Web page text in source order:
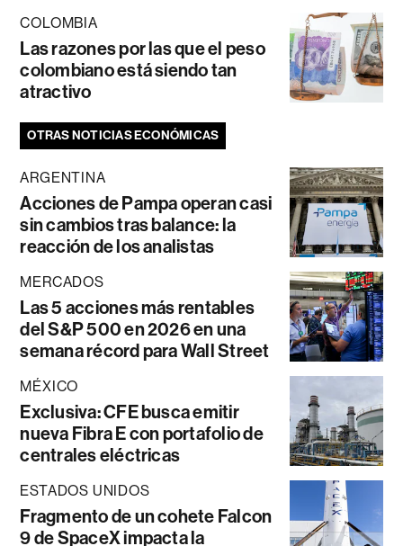
COLOMBIA
Las razones por las que el peso
colombiano está siendo tan
atractivo
OTRAS NOTICIAS ECONÓMICAS
ARGENTINA
Acciones de Pampa operan casi
sin cambios tras balance: la
reacción de los analistas
MERCADOS
Las 5 acciones más rentables
del S&P 500 en 2026 en una
semana récord para Wall Street
MÉXICO
Exclusiva: CFE busca emitir
nueva Fibra E con portafolio de
centrales eléctricas
ESTADOS UNIDOS
Fragmento de un cohete Falcon
9 de SpaceX impacta la